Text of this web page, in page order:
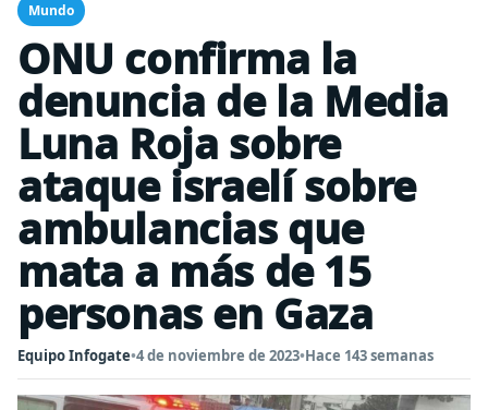
Mundo
ONU confirma la
denuncia de la Media
Luna Roja sobre
ataque israelí sobre
ambulancias que
mata a más de 15
personas en Gaza
Equipo Infogate•4 de noviembre de 2023•Hace 143 semanas